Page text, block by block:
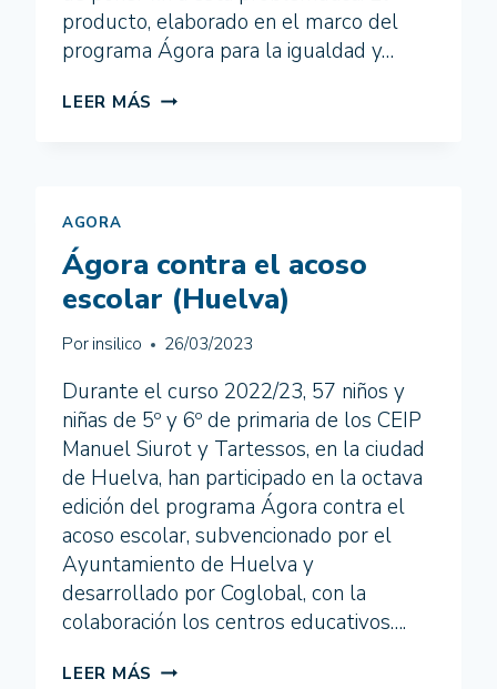
producto, elaborado en el marco del
programa Ágora para la igualdad y…
LEER MÁS “NO
TE
DISCRIMINE”.
JÓVENES
IES
SENSIBILIZANDO
CONTRA
LA
CIBERVIOLENCIA
AGORA
Ágora contra el acoso
escolar (Huelva)
Por insilico 26/03/2023
Durante el curso 2022/23, 57 niños y
niñas de 5º y 6º de primaria de los CEIP
Manuel Siurot y Tartessos, en la ciudad
de Huelva, han participado en la octava
edición del programa Ágora contra el
acoso escolar, subvencionado por el
Ayuntamiento de Huelva y
desarrollado por Coglobal, con la
colaboración los centros educativos….
LEER MÁS ÁGORA